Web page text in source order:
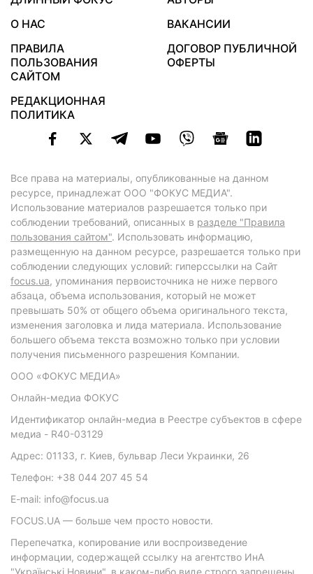
О НАС
ВАКАНСИИ
ПРАВИЛА
ПОЛЬЗОВАНИЯ
САЙТОМ
ДОГОВОР ПУБЛИЧНОЙ
ОФЕРТЫ
РЕДАКЦИОННАЯ
ПОЛИТИКА
Все права на материалы, опубликованные на данном
ресурсе, принадлежат ООО "ФОКУС МЕДИА".
Использование материалов разрешается только при
соблюдении требований, описанных в разделе "Правила
пользования сайтом". Использовать информацию,
размещенную на данном ресурсе, разрешается только при
соблюдении следующих условий: гиперссылки на Сайт
focus.ua, упоминания первоисточника не ниже первого
абзаца, объема использования, который не может
превышать 50% от общего объема оригинального текста,
изменения заголовка и лида материала. Использование
большего объема текста возможно только при условии
получения письменного разрешения Компании.
ООО «ФОКУС МЕДИА»
Онлайн-медиа ФОКУС
Идентификатор онлайн-медиа в Реестре субъектов в сфере
медиа - R40-03129
Адрес: 01133, г. Киев, бульвар Леси Украинки, 26
Телефон: +38 044 207 45 54
E-mail: info@focus.ua
FOCUS.UA — больше чем просто новости.
Перепечатка, копирование или воспроизведение
информации, содержащей ссылку на агентство ИнА
"Українські Новини", в каком-либо виде строго запрещены.